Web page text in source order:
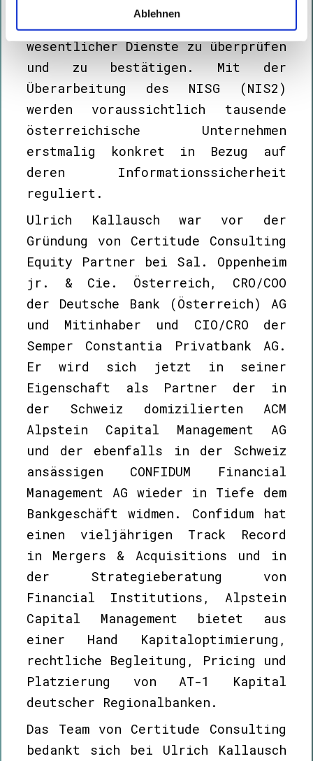
Ablehnen
tzes (NISG) für Betreiber
wesentlicher Dienste zu überprüfen
und zu bestätigen. Mit der
Überarbeitung des NISG (NIS2)
werden voraussichtlich tausende
österreichische Unternehmen
erstmalig konkret in Bezug auf
deren Informationssicherheit
reguliert.
Ulrich Kallausch war vor der
Gründung von Certitude Consulting
Equity Partner bei Sal. Oppenheim
jr. & Cie. Österreich, CRO/COO
der Deutsche Bank (Österreich) AG
und Mitinhaber und CIO/CRO der
Semper Constantia Privatbank AG.
Er wird sich jetzt in seiner
Eigenschaft als Partner der in
der Schweiz domizilierten ACM
Alpstein Capital Management AG
und der ebenfalls in der Schweiz
ansässigen CONFIDUM Financial
Management AG wieder in Tiefe dem
Bankgeschäft widmen. Confidum hat
einen vieljährigen Track Record
in Mergers & Acquisitions und in
der Strategieberatung von
Financial Institutions, Alpstein
Capital Management bietet aus
einer Hand Kapitaloptimierung,
rechtliche Begleitung, Pricing und
Platzierung von AT-1 Kapital
deutscher Regionalbanken.
Das Team von Certitude Consulting
bedankt sich bei Ulrich Kallausch